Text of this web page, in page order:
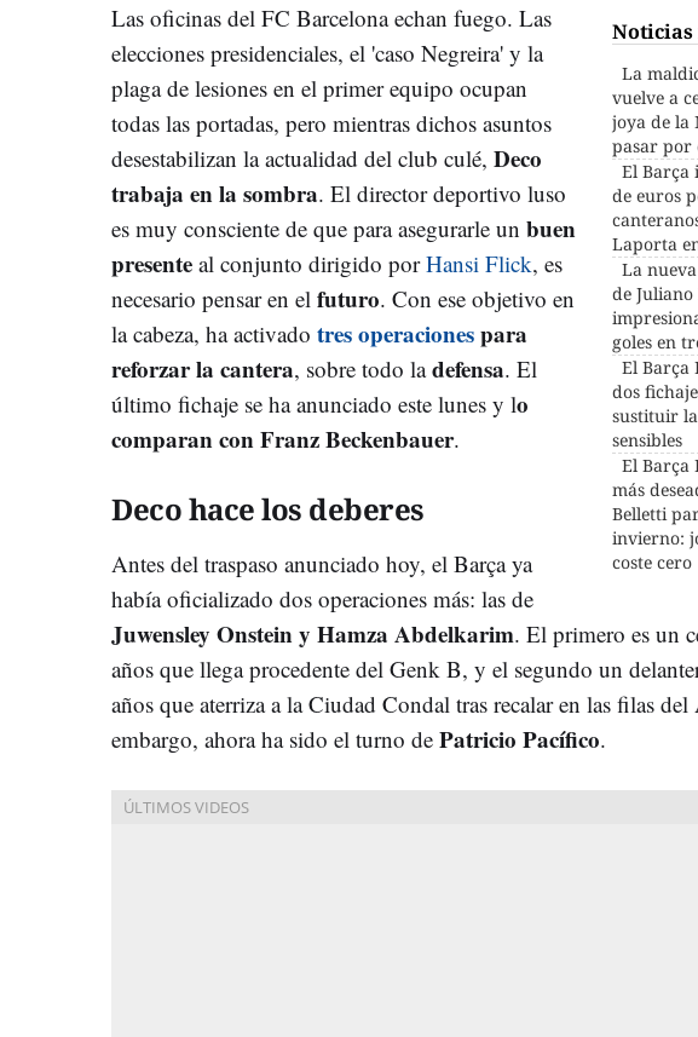
La
vuelve a
joya de la
pasar
El Barça
de euros
Laporta
La
de
goles en
El Barça
dos
sustituir
sensibles
El Barça
más
Belletti
invierno:
coste cero
Las oficinas del FC Barcelona echan fuego. Las
elecciones presidenciales, el 'caso Negreira' y la
plaga de lesiones en el primer equipo ocupan
todas las portadas, pero mientras dichos asuntos
desestabilizan la actualidad del club culé, Deco
trabaja en la sombra. El director deportivo luso
es muy consciente de que para asegurarle un buen
presente al conjunto dirigido porHansi Flick, es
necesario pensar en el futuro. Con ese objetivo en
la cabeza, ha activado tres operacionespara
reforzar la cantera, sobre todo ladefensa. El
último fichaje se ha anunciado este lunes y lo
comparan con Franz Beckenbauer.
Deco hace los deberes
Antes del traspaso anunciado hoy, el Barça ya
había oficializado dos operaciones más: las de
Juwensley Onstein y Hamza Abdelkarim. El primero es un
años que llega procedente del Genk B, y el segundo un
años que aterriza a la Ciudad Condal tras recalar en las filas
embargo, ahora ha sido el turno de Patricio Pacífico.